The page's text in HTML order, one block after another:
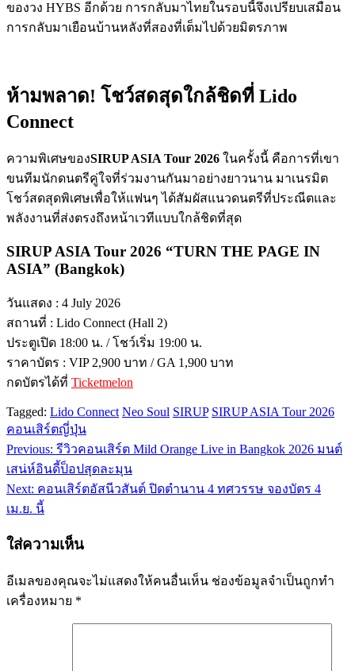
ของวง HYBS อีกด้วย การกลับมาไทยในรอบนี้จึงเปรียบเสมือน
การกลับมาเยือนบ้านหลังที่สองที่เต็มไปด้วยมิตรภาพ
ห้ามพลาด! โชว์สดสุดใกล้ชิดที่ Lido
Connect
ความพิเศษของSIRUP ASIA Tour 2026 ในครั้งนี้ คือการที่เขา
ขนทีมนักดนตรีคู่ใจที่ร่วมงานกันมาอย่างยาวนาน มาเนรมิต
โชว์สดสุดพิเศษเพื่อให้แฟนๆ ได้สัมผัสแนวดนตรีที่ประณีตและ
พลังงานที่ส่งตรงถึงหน้าเวทีแบบใกล้ชิดที่สุด
SIRUP ASIA Tour 2026 “TURN THE PAGE IN
ASIA” (Bangkok)
วันแสดง : 4 July 2026
สถานที่ : Lido Connect (Hall 2)
ประตูเปิด 18:00 น. / โชว์เริ่ม 19:00 น.
ราคาบัตร : VIP 2,900 บาท / GA 1,900 บาท
กดบัตรได้ที่ Ticketmelon
Tagged: Lido Connect Neo Soul SIRUP SIRUP ASIA Tour 2026
คอนเสิร์ตญี่ปุ่น
แนะแนว
เรื่อง
Previous: รีวิวคอนเสิร์ต Mild Orange Live in Bangkok 2026 มนต์
เสน่ห์อินดี้ป็อปสุดละมุน
Next: คอนเสิร์ตอัสนีวสันต์ ปิดตำนาน 4 ทศวรรษ จองบัตร 4
เม.ย. นี้
ใส่ความเห็น
อีเมลของคุณจะไม่แสดงให้คนอื่นเห็น ช่องข้อมูลจำเป็นถูกทำ
เครื่องหมาย *